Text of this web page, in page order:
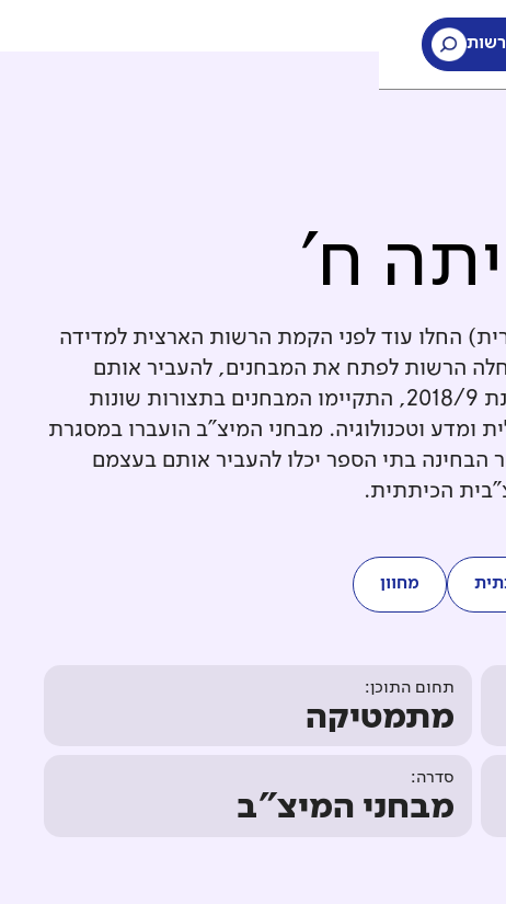
ח'
החלו עוד לפני הקמת הרשות הארצית למדידה
בחינוך. עם הקמת ראמ"ה ב-2005, החלה הרשות לפתח את המבחנים, להעביר אותם
בהיקף רחב, לבדוק אותם ולנתח אותם. עד לשנת 2018/9, התקיימו המבחנים בתצורות שונות
וטכנולוגיה. מבחני המיצ"ב הועברו במסגרת
הבחינה בתי הספר יכלו להעביר אותם בעצמם
הכיתתית.
מחוון
תחום התוכן:
מתמטיקה
סדרה:
מבחני המיצ"ב